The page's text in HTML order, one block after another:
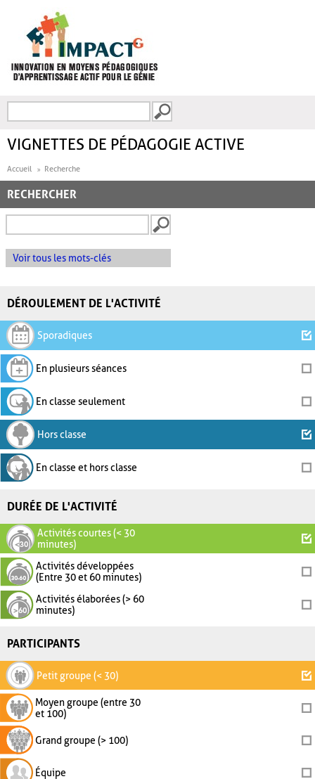
FORMULAIRE DE
VIGNETTES DE PÉDAGOGIE ACTIVE
Accueil Recherche
RECHERCHER
Voir tous les mots-clés
DÉROULEMENT DE L'ACTIVITÉ
Sporadiques
En plusieurs séances
En classe seulement
Hors classe
En classe et hors classe
DURÉE DE L'ACTIVITÉ
Activités courtes (< 30
minutes)
Activités développées
(Entre 30 et 60 minutes)
Activités élaborées (> 60
minutes)
PARTICIPANTS
Petit groupe (< 30)
Moyen groupe (entre 30
et 100)
Grand groupe (> 100)
Équipe